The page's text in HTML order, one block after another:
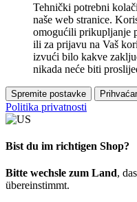
Tehnički potrebni
naše web stranice.
omogućili prikupljanje
ili za prijavu na Vaš
izvući bilo kakve
nikada neće biti
Spremite postavke
Politika privatnosti
Bist du im richtigen Shop?
Bitte wechsle zum Land,
übereinstimmt.